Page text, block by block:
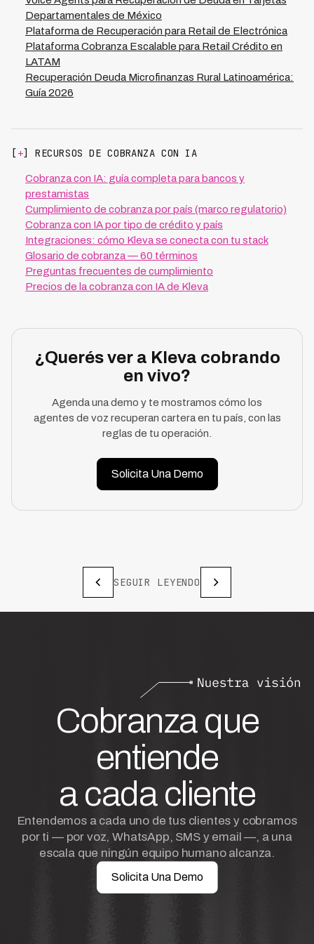
Departamentales de México
Plataforma de Recuperación para Retail de Electrónica
Plataforma Cobranza Escalable para Retail Crédito en
LATAM
Recuperación Deuda Microfinanzas Rural Latinoamérica:
Guía 2026
[ +] RECURSOS DE COBRANZA CON IA
Cobranza con IA: guía completa para bancos y
prestamistas
Cumplimiento de cobranza por país (marco regulatorio)
Cobranza con IA por tipo de crédito y país
Integraciones: cómo Kleva se conecta con tu stack
Glosario de cobranza — 60 términos
Preguntas frecuentes de cumplimiento
Precios de la cobranza con IA de Kleva
¿Querés ver a Kleva cobrando
en vivo?
Agenda una demo y te mostramos cómo los
agentes de voz recuperan cartera en tu país, con las
reglas de tu operación.
Solicita Una Demo
SEGUIR LEYENDO
Cobranza que
entiende
a cada cliente
Entendemos a cada uno de tus clientes y cobramos
por ti — por voz, WhatsApp, SMS y email —, a una
escala que ningún equipo humano alcanza.
Solicita Una Demo